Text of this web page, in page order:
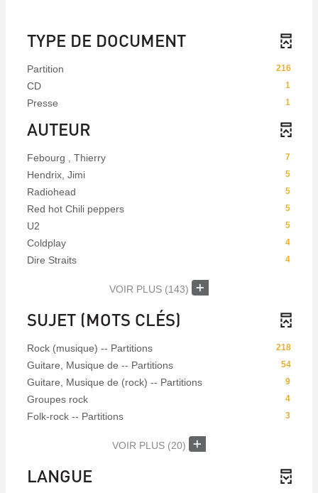
TYPE DE DOCUMENT
216
Partition
1
CD
1
Presse
AUTEUR
7
Febourg , Thierry
5
Hendrix, Jimi
5
Radiohead
5
Red hot Chili peppers
5
U2
4
Coldplay
4
Dire Straits
VOIR PLUS (143)
SUJET (MOTS CLÉS)
218
Rock (musique) -- Partitions
54
Guitare, Musique de -- Partitions
9
Guitare, Musique de (rock) -- Partitions
4
Groupes rock
3
Folk-rock -- Partitions
VOIR PLUS (20)
LANGUE